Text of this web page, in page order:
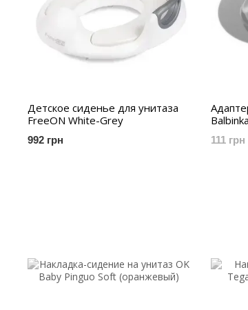
Детское сиденье для унитаза
FreeON White-Grey
992 грн 111 грн